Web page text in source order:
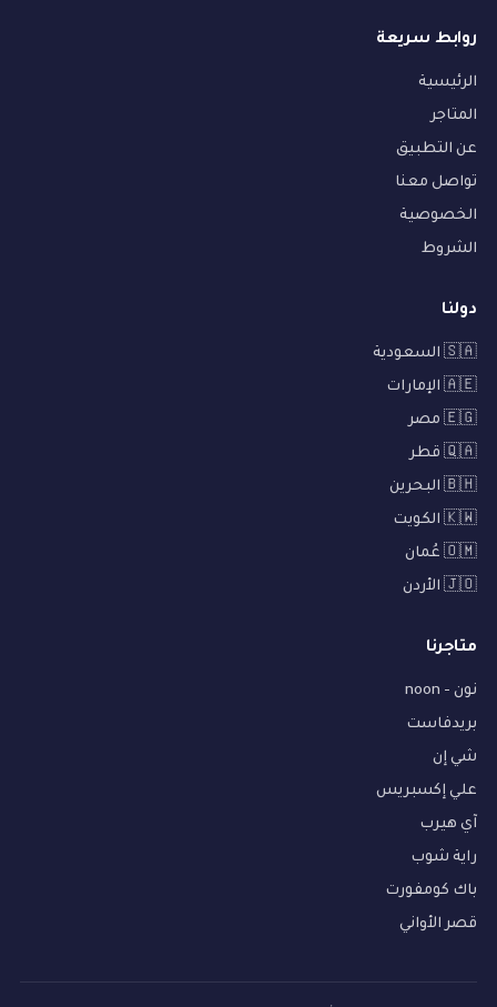
روابط سريعة
الرئيسية
المتاجر
عن التطبيق
تواصل معنا
الخصوصية
الشروط
دولنا
🇸🇦 السعودية
🇦🇪 الإمارات
🇪🇬 مصر
🇶🇦 قطر
🇧🇭 البحرين
🇰🇼 الكويت
🇴🇲 عُمان
🇯🇴 الأردن
متاجرنا
نون - noon
بريدفاست
شي إن
علي إكسبريس
آي هيرب
راية شوب
باك كومفورت
قصر الأواني